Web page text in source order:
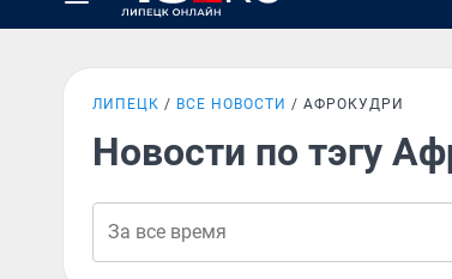
ЛИПЕЦК ВСЕ НОВОСТИ АФРОКУДРИ
Новости по тэгу